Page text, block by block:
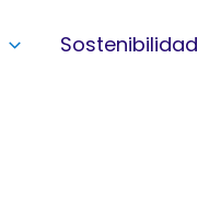
Sostenibilidad